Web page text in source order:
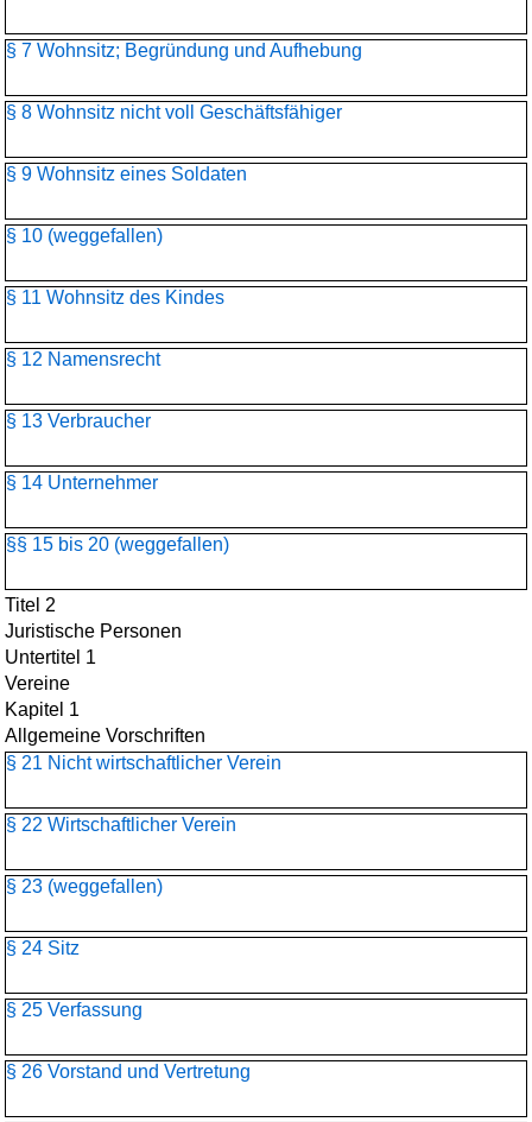
§ 7 Wohnsitz; Begründung und Aufhebung
§ 8 Wohnsitz nicht voll Geschäftsfähiger
§ 9 Wohnsitz eines Soldaten
§ 10 (weggefallen)
§ 11 Wohnsitz des Kindes
§ 12 Namensrecht
§ 13 Verbraucher
§ 14 Unternehmer
§§ 15 bis 20 (weggefallen)
Titel 2
Juristische Personen
Untertitel 1
Vereine
Kapitel 1
Allgemeine Vorschriften
§ 21 Nicht wirtschaftlicher Verein
§ 22 Wirtschaftlicher Verein
§ 23 (weggefallen)
§ 24 Sitz
§ 25 Verfassung
§ 26 Vorstand und Vertretung